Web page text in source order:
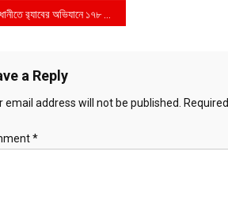
অভিযানে ১৭৮ বোতল ফেনসিডিল, ২০ কেজি গাঁজা, বিদেশী মদ ও কাভার্ডভ্যান সহ ১ জন গ্রেফতার
a Reply
email address will not be published.
*